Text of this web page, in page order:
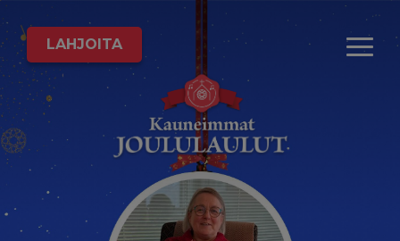
LAHJOITA